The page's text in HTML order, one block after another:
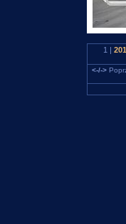
1 |
<-/->